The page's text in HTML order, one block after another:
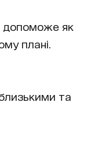
допоможе як
плані.
та